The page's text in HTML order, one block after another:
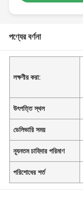
পণ্যের বর্ণনা
লক্ষণীয় করা:
উৎপত্তি স্থল
ডেলিভারি সময়
ন্যূনতম চাহিদার পরিমাণ
পরিশোধের শর্ত